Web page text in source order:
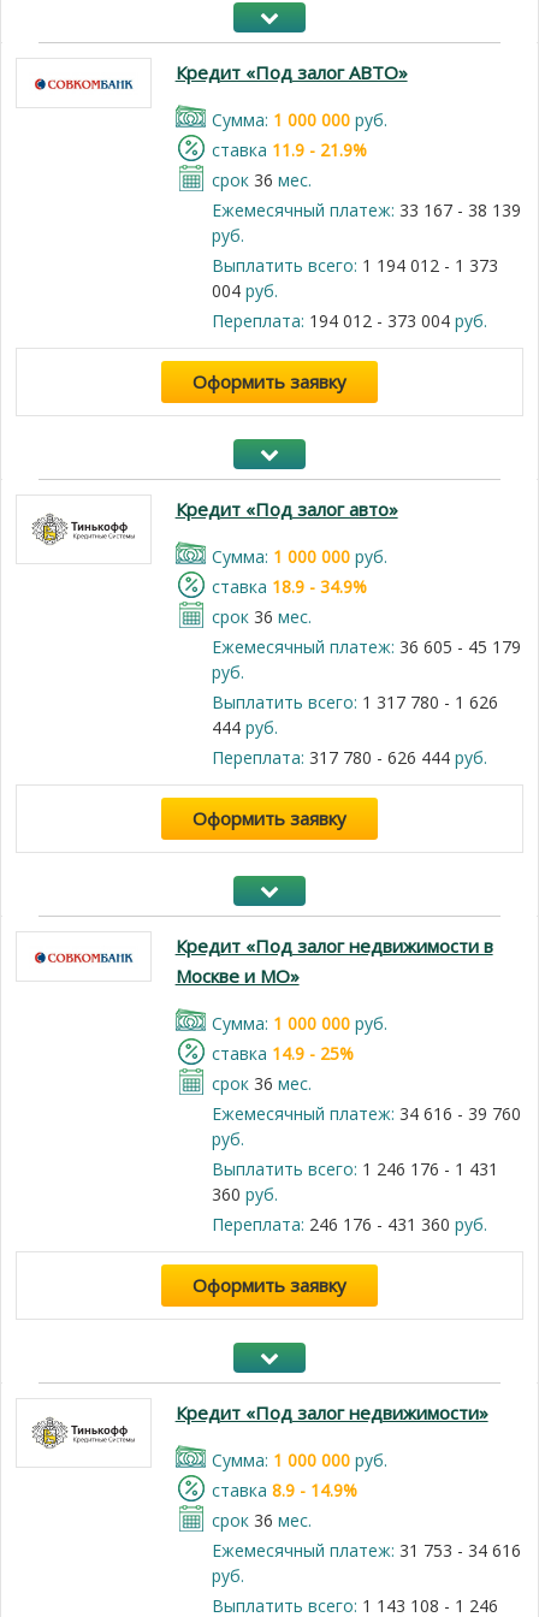
Кредит «Под залог АВТО»
Cумма: 1 000 000руб.
cтавка 11.9 - 21.9%
срок 36 мес.
Ежемесячный платеж: 33 167 - 38 139
руб.
Выплатить всего: 1 194 012 - 1 373
004руб.
Переплата: 194 012 - 373 004руб.
Оформить заявку
Кредит «Под залог авто»
Cумма: 1 000 000руб.
cтавка 18.9 - 34.9%
срок 36 мес.
Ежемесячный платеж: 36 605 - 45 179
руб.
Выплатить всего: 1 317 780 - 1 626
444руб.
Переплата: 317 780 - 626 444руб.
Оформить заявку
Кредит «Под залог недвижимости в
Москве и МО»
Cумма: 1 000 000руб.
cтавка 14.9 - 25%
срок 36 мес.
Ежемесячный платеж: 34 616 - 39 760
руб.
Выплатить всего: 1 246 176 - 1 431
360 руб.
Переплата: 246 176 - 431 360 руб.
Оформить заявку
Кредит «Под залог недвижимости»
Cумма: 1 000 000руб.
cтавка 8.9 - 14.9%
срок 36 мес.
Ежемесячный платеж: 31 753 - 34 616
руб.
Выплатить всего: 1 143 108 - 1 246